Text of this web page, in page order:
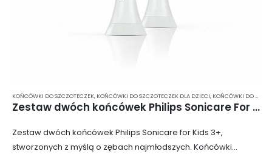
KOŃCÓWKI DO SZCZOTECZEK, KOŃCÓWKI DO SZCZOTECZEK DLA DZIECI, KOŃCÓWKI DO SZCZOTECZKI ELEKTRYCZNEJ
Zestaw dwóch końcówek Philips Sonicare For Kids 3+ HX6032/33
Zestaw dwóch końcówek Philips Sonicare for Kids 3+,
stworzonych z myślą o zębach najmłodszych. Końcówki